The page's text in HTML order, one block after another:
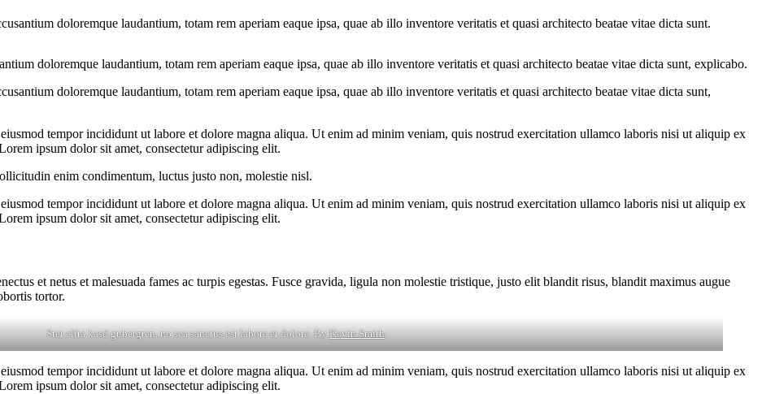
doloremque laudantium, totam rem aperiam eaque ipsa, quae ab illo inventore veritatis et quasi architecto beatae vitae dicta sunt.
doloremque laudantium, totam rem aperiam eaque ipsa, quae ab illo inventore veritatis et quasi architecto beatae vitae dicta sunt, explicabo.
doloremque laudantium, totam rem aperiam eaque ipsa, quae ab illo inventore veritatis et quasi architecto beatae vitae dicta sunt,
tempor incididunt ut labore et dolore magna aliqua. Ut enim ad minim veniam, quis nostrud exercitation ullamco laboris nisi ut aliquip ex
ipsum dolor sit amet, consectetur adipiscing elit.
enim condimentum, luctus justo non, molestie nisl.
tempor incididunt ut labore et dolore magna aliqua. Ut enim ad minim veniam, quis nostrud exercitation ullamco laboris nisi ut aliquip ex
ipsum dolor sit amet, consectetur adipiscing elit.
et netus et malesuada fames ac turpis egestas. Fusce gravida, ligula non molestie tristique, justo elit blandit risus, blandit maximus augue
tortor.
Stet clita kasd gubergren, no sea sanctus est labore et dolore. ByKevin Smith
tempor incididunt ut labore et dolore magna aliqua. Ut enim ad minim veniam, quis nostrud exercitation ullamco laboris nisi ut aliquip ex
ipsum dolor sit amet, consectetur adipiscing elit.